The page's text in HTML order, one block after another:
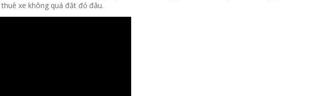
xe không quá đắt đỏ đâu.